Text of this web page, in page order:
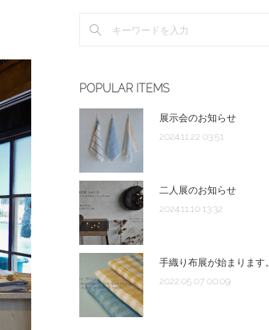
POPULAR ITEMS
展示会のお知らせ
2024.11.22 03:51
二人展のお知らせ
2024.11.10 13:32
手織り布展が始まります。
2022.05.07 00:09